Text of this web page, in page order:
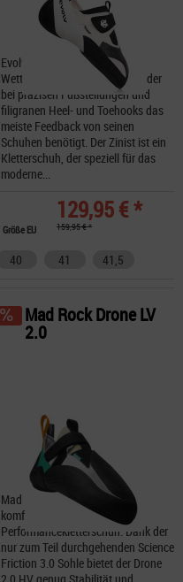
Evolv Zenist wurde für den
Wettkampfkletterer entwickelt, der
bei präzisen Fußstellungen und
filigranen Heel- und Toehooks das
meiste Feedback von seinen
Schuhen benötigt. Der Zinist ist ein
Kletterschuh, der speziell für das
moderne...
129,95 € *
159,95 € *
Größe EU
40 41 41,5
Mad Rock Drone 2.0 LV, ein
komfortabler
Performancekletterschuh. Dank der
nur zum Teil durchgehenden Science
Friction 3.0 Sohle bietet der Drone
2.0 HV genug Stabilität und
Mad Rock Drone LV
2.0